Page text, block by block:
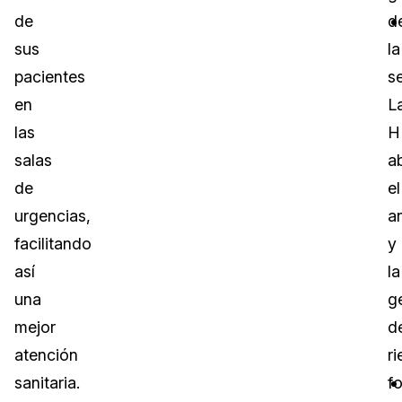
de
sus
pacientes
en
las
salas
de
urgencias,
facilitando
así
una
mejor
atención
sanitaria.
la
el
y
la